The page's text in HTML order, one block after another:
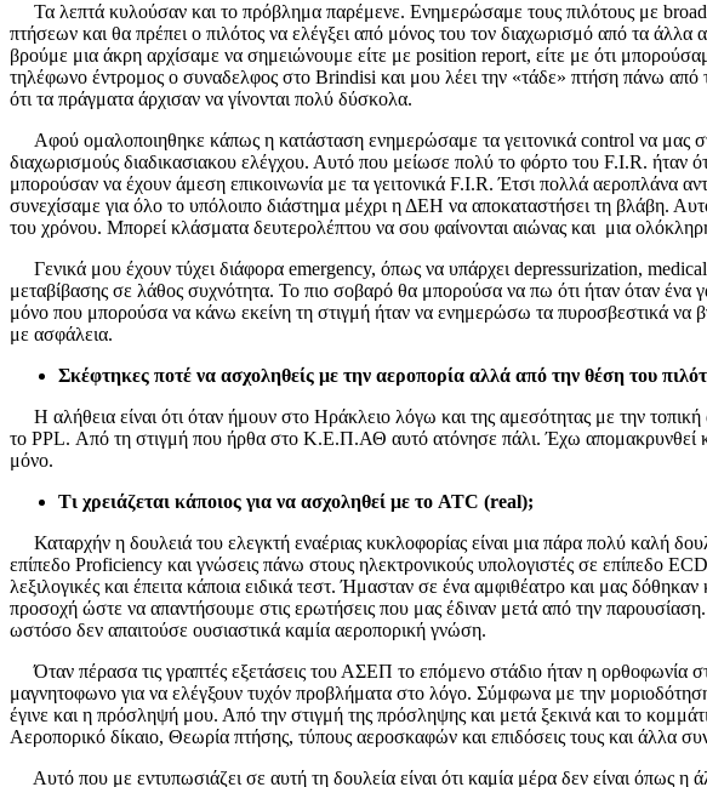
Τα λεπτά κυλούσαν και το πρόβλημα παρέμενε. Ενημερώσαμε τους πιλότους με
πτήσεων και θα πρέπει ο πιλότος να ελέγξει από μόνος του τον διαχωρισμό από τα
βρούμε μια άκρη αρχίσαμε να σημειώνουμε είτε με position report, είτε με ότι
τηλέφωνο έντρομος ο συναδελφος στο Brindisi και μου λέει την «τάδε» πτήση πάνω από
ότι τα πράγματα άρχισαν να γίνονται πολύ δύσκολα.
Αφού ομαλοποιηθηκε κάπως η κατάσταση ενημερώσαμε τα γειτονικά control να μας
διαχωρισμούς διαδικασιακου ελέγχου. Αυτό που μείωσε πολύ το φόρτο του F.I.R. ήταν
μπορούσαν να έχουν άμεση επικοινωνία με τα γειτονικά F.I.R. Έτσι πολλά αεροπλάνα
συνεχίσαμε για όλο το υπόλοιπο διάστημα μέχρι η ΔΕΗ να αποκαταστήσει τη βλάβη.
του χρόνου. Μπορεί κλάσματα δευτερολέπτου να σου φαίνονται αιώνας και μια
Γενικά μου έχουν τύχει διάφορα emergency, όπως να υπάρχει depressurization,
μεταβίβασης σε λάθος συχνότητα. Το πιο σοβαρό θα μπορούσα να πω ότι ήταν όταν ένα
μόνο που μπορούσα να κάνω εκείνη τη στιγμή ήταν να ενημερώσω τα πυροσβεστικά να
με ασφάλεια.
Σκέφτηκες ποτέ να ασχοληθείς με την αεροπορία αλλά από την θέση του
Η αλήθεια είναι ότι όταν ήμουν στο Ηράκλειο λόγω και της αμεσότητας με την
το PPL. Από τη στιγμή που ήρθα στο Κ.Ε.Π.ΑΘ αυτό ατόνησε πάλι. Έχω απομακρυνθεί
μόνο.
Τι χρειάζεται κάποιος για να ασχοληθεί με το ATC (real);
Καταρχήν η δουλειά του ελεγκτή εναέριας κυκλοφορίας είναι μια πάρα πολύ καλή
επίπεδο Proficiency και γνώσεις πάνω στους ηλεκτρονικούς υπολογιστές σε επίπεδο
λεξιλογικές και έπειτα κάποια ειδικά τεστ. Ήμασταν σε ένα αμφιθέατρο και μας
προσοχή ώστε να απαντήσουμε στις ερωτήσεις που μας έδιναν μετά από την
ωστόσο δεν απαιτούσε ουσιαστικά καμία αεροπορική γνώση.
Όταν πέρασα τις γραπτές εξετάσεις του ΑΣΕΠ το επόμενο στάδιο ήταν η ορθοφωνία
μαγνητοφωνο για να ελέγξουν τυχόν προβλήματα στο λόγο. Σύμφωνα με την
έγινε και η πρόσληψή μου. Από την στιγμή της πρόσληψης και μετά ξεκινά και το
Αεροπορικό δίκαιο, Θεωρία πτήσης, τύπους αεροσκαφών και επιδόσεις τους και άλλα
Αυτό που με εντυπωσιάζει σε αυτή τη δουλεία είναι ότι καμία μέρα δεν είναι όπως η